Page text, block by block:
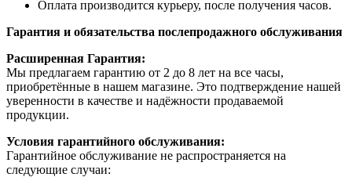
Оплата производится курьеру, после получения часов.
Гарантия и обязательства послепродажного обслуживания
Расширенная Гарантия:
Мы предлагаем гарантию от 2 до 8 лет на все часы,
приобретённые в нашем магазине. Это подтверждение нашей
уверенности в качестве и надёжности продаваемой
продукции.
Условия гарантийного обслуживания:
Гарантийное обслуживание не распространяется на
следующие случаи: